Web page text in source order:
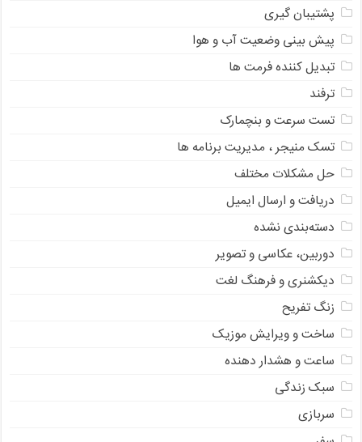
پشتیبان گیری
پیش بینی وضعیت آب و هوا
تبدیل کننده فرمت ها
ترفند
تست سرعت و بنچمارک
تسک منیجر ، مدیریت برنامه ها
حل مشکلات مختلف
دریافت و ارسال ایمیل
دسته‌بندی نشده
دوربین، عکاسی و تصویر
دیکشنری و فرهنگ لغت
زنگ تفریح
ساخت و ویرایش موزیک
ساعت و هشدار دهنده
سبک زندگی
سربازی